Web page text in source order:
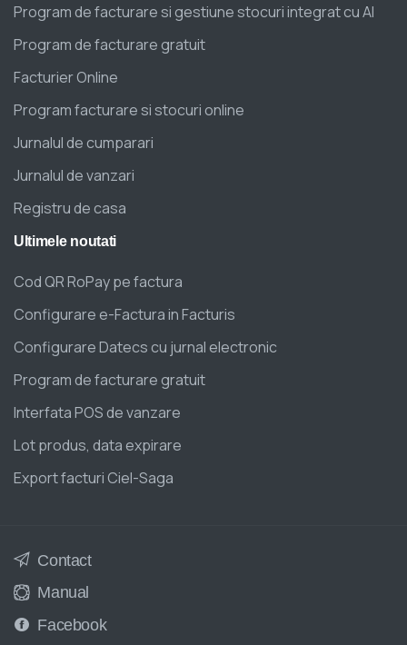
Program de facturare si gestiune stocuri integrat cu AI
Program de facturare gratuit
Facturier Online
Program facturare si stocuri online
Jurnalul de cumparari
Jurnalul de vanzari
Registru de casa
Ultimele noutati
Cod QR RoPay pe factura
Configurare e-Factura in Facturis
Configurare Datecs cu jurnal electronic
Program de facturare gratuit
Interfata POS de vanzare
Lot produs, data expirare
Export facturi Ciel-Saga
Contact
Manual
Facebook